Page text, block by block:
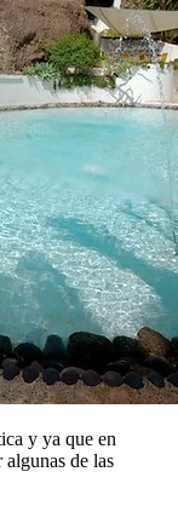
y ya que en
de las